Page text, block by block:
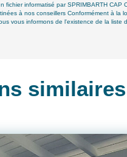
fichier informatisé par SPRIMBARTH
à nos conseillers Conformément à
vous informons de l'existence de la